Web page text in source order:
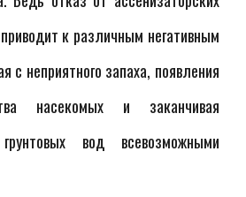
к различным негативным
с неприятного запаха, появления
насекомых и заканчивая
вод всевозможными